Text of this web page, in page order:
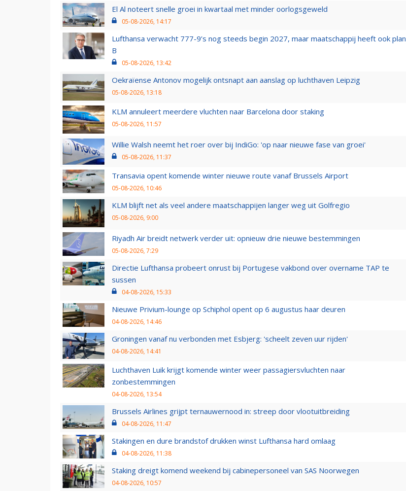
El Al noteert snelle groei in kwartaal met minder oorlogsgeweld
05-08-2026, 14:17
Lufthansa verwacht 777-9’s nog steeds begin 2027, maar maatschappij heeft ook plan
B
05-08-2026, 13:42
Oekraïense Antonov mogelijk ontsnapt aan aanslag op luchthaven Leipzig
05-08-2026, 13:18
KLM annuleert meerdere vluchten naar Barcelona door staking
05-08-2026, 11:57
Willie Walsh neemt het roer over bij IndiGo: 'op naar nieuwe fase van groei'
05-08-2026, 11:37
Transavia opent komende winter nieuwe route vanaf Brussels Airport
05-08-2026, 10:46
KLM blijft net als veel andere maatschappijen langer weg uit Golfregio
05-08-2026, 9:00
Riyadh Air breidt netwerk verder uit: opnieuw drie nieuwe bestemmingen
05-08-2026, 7:29
Directie Lufthansa probeert onrust bij Portugese vakbond over overname TAP te
sussen
04-08-2026, 15:33
Nieuwe Privium-lounge op Schiphol opent op 6 augustus haar deuren
04-08-2026, 14:46
Groningen vanaf nu verbonden met Esbjerg: 'scheelt zeven uur rijden'
04-08-2026, 14:41
Luchthaven Luik krijgt komende winter weer passagiersvluchten naar
zonbestemmingen
04-08-2026, 13:54
Brussels Airlines grijpt ternauwernood in: streep door vlootuitbreiding
04-08-2026, 11:47
Stakingen en dure brandstof drukken winst Lufthansa hard omlaag
04-08-2026, 11:38
Staking dreigt komend weekend bij cabinepersoneel van SAS Noorwegen
04-08-2026, 10:57